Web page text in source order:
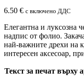
6.50 € с включено ДДС
Елегантна и луксозна
надпис от фолио.
най-важните дрехи на
интересен аксесоар,
Текст за печат върху